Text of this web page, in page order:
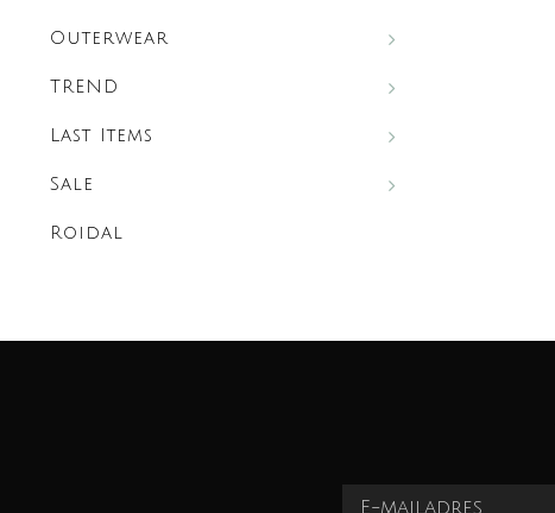
Outerwear
TREND
Last Items
Sale
Roidal